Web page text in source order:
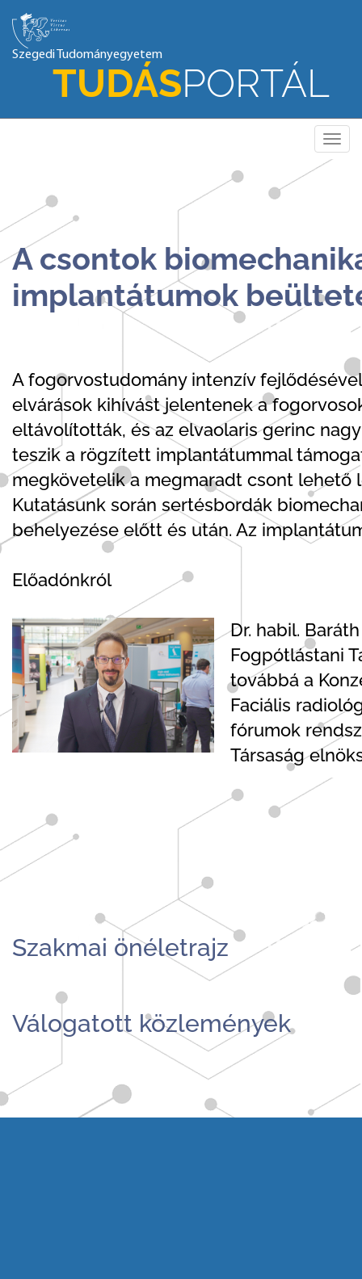
Szegedi Tudományegyetem
TUDÁSPORTÁL
Toggle
A csontok
implantátumok
A fogorvostudomány intenzív
elvárások kihívást jelentenek a
eltávolították, és az elvaolaris gerinc
teszik a rögzített implantátummal
megkövetelik a megmaradt csont lehető
Kutatásunk során sertésbordák
behelyezése előtt és után. Az
Előadónkról
Dr. habil.
Fogpótlástani
továbbá a
Faciális
fórumok
Társaság
Szakmai önéletrajz
Válogatott közlemények